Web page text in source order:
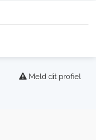
Meld dit profiel